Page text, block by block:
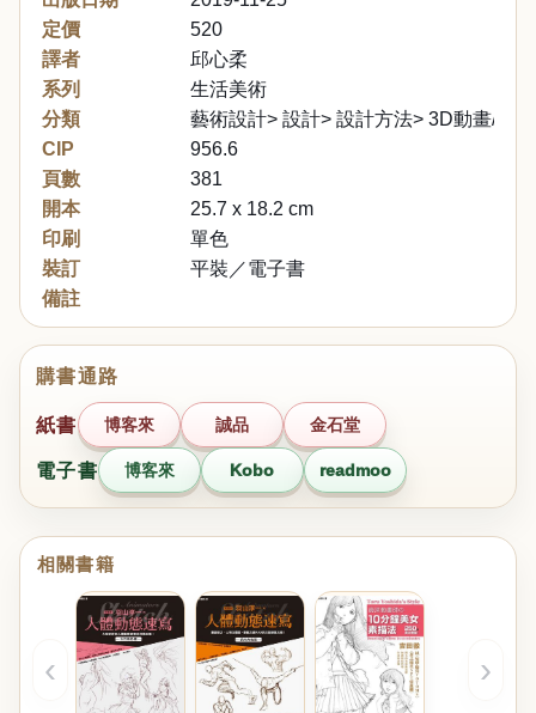
定價
520
譯者
邱心柔
系列
生活美術
分類
藝術設計> 設計> 設計方法> 3D動畫/數
CIP
956.6
頁數
381
開本
25.7 x 18.2 cm
印刷
單色
裝訂
平裝／電子書
備註
購書通路
紙書 博客來 誠品 金石堂
電子書 博客來 Kobo readmoo
相關書籍
‹ ›